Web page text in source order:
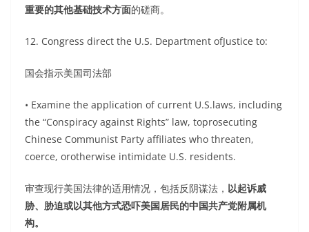
重要的其他基础技术方面的磋商。
12. Congress direct the U.S. Department ofJustice to:
国会指示美国司法部
• Examine the application of current U.S.laws, including
the “Conspiracy against Rights” law, toprosecuting
Chinese Communist Party affiliates who threaten,
coerce, orotherwise intimidate U.S. residents.
审查现行美国法律的适用情况，包括反阴谋法， 以起诉威
胁、胁迫或以其他方式恐吓美国居民的中国共产党附属机
构。